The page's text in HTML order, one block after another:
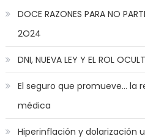
DOCE RAZONES PARA NO
2O24
DNI, NUEVA LEY Y EL ROL
El seguro que promueve… la
médica
Hiperinflación y dolarización